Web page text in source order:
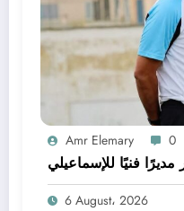
Amr Elemary 0
فنيًا للإسماعيلي
6 August، 2026